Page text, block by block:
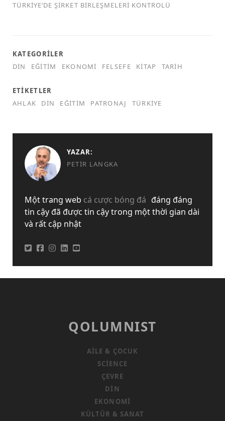
TÜRKİYE’DE ŞİRKET BİRLEŞMELERİ KONTROLÜ
KATEGORILER
DIN
EĞITIM EKONOMI FELSEFE KITAP TARIH
ETIKETLER
AHLAK
DIN EĞITIM PATRONAJ TÜRKIYE
YAZAR:
PETIR LANGKA
Một trang web cá cược bóng đá đáng đáng
tin cậy đã được tin cậy trong một thời gian dài
và rất cập nhật
QOLUMNIST
AILE & ÇOCUK
SCIENCE
ÇEVRE
DIN
EKONOMI
KÜLTÜR & SANAT